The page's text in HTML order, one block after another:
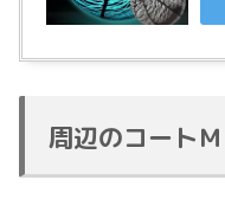
周辺のコート